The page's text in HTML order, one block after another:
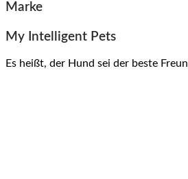
Marke
My Intelligent Pets
Es heißt, der Hund sei der beste